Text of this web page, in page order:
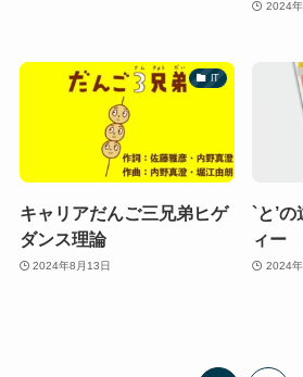
2024
IT
キャリアだんご三兄弟ヒゲ
ダンス理論
2024年8月13日
`と’
ィー
2024